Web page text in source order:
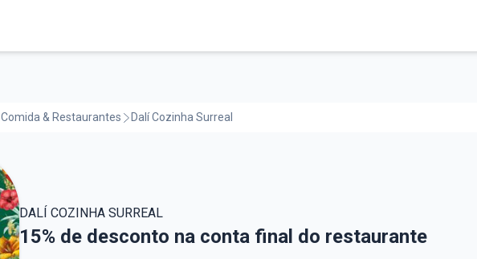
Comida & Restaurantes Dalí Cozinha Surreal
DALÍ COZINHA SURREAL
Dalí Cozinha Surreal,
15% de desconto na conta final do restaurante